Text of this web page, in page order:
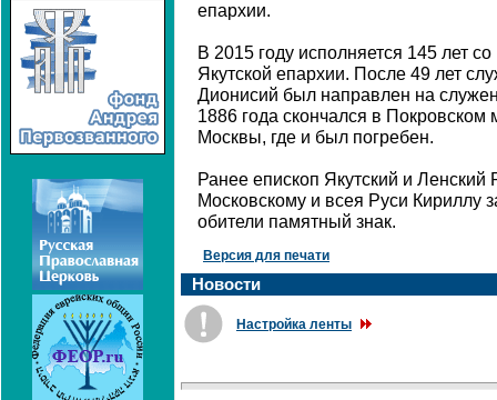
епархии.
В 2015 году исполняется 145 лет
Якутской епархии. После 49 лет
Дионисий был направлен на
1886 года скончался в
Москвы, где и был погребен.
Ранее епископ Якутский и Ленский
Московскому и всея Руси Кириллу
обители памятный знак.
Версия для печати
Новости
Настройка ленты